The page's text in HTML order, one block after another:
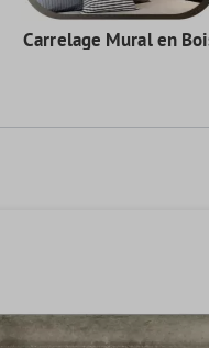
Carrelage Mural en